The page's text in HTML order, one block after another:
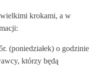
krokami, a w
(poniedziałek) o godzinie
którzy będą